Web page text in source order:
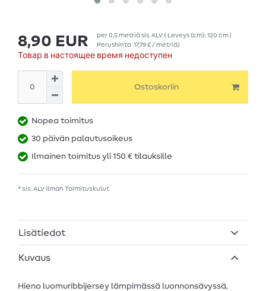
8,90 EUR per0,5 metriäsis. ALV( Leveys (cm): 120 cm |
Perushinta 17,79 € / metriä)
Товар в настоящее время недоступен
Ostoskoriin
Nopea toimitus
30 päivän palautusoikeus
Ilmainen toimitus yli 150 € tilauksille
* sis. ALV ilman Toimituskulut
Lisätiedot
Kuvaus
Hieno luomuribbijersey lämpimässä luonnonsävyssä,